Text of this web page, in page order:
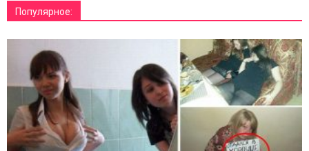
Популярное: